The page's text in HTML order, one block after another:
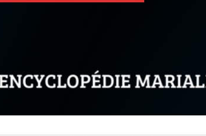
À propos Facebook Infos légales